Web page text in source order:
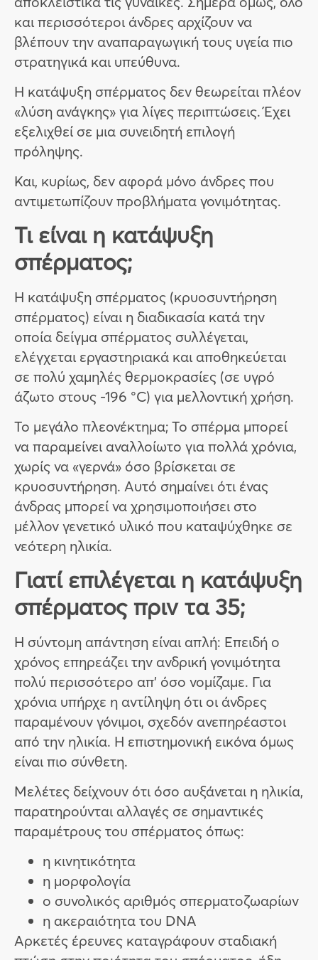
και περισσότεροι άνδρες αρχίζουν να
βλέπουν την αναπαραγωγική τους υγεία πιο
στρατηγικά και υπεύθυνα.
Η κατάψυξη σπέρματος δεν θεωρείται πλέον
«λύση ανάγκης» για λίγες περιπτώσεις. Έχει
εξελιχθεί σε μια συνειδητή επιλογή
πρόληψης.
Και, κυρίως, δεν αφορά μόνο άνδρες που
αντιμετωπίζουν προβλήματα γονιμότητας.
Τι είναι η κατάψυξη
σπέρματος;
Η κατάψυξη σπέρματος (κρυοσυντήρηση
σπέρματος) είναι η διαδικασία κατά την
οποία δείγμα σπέρματος συλλέγεται,
ελέγχεται εργαστηριακά και αποθηκεύεται
σε πολύ χαμηλές θερμοκρασίες (σε υγρό
άζωτο στους -196 °C) για μελλοντική χρήση.
Το μεγάλο πλεονέκτημα; Το σπέρμα μπορεί
να παραμείνει αναλλοίωτο για πολλά χρόνια,
χωρίς να «γερνά» όσο βρίσκεται σε
κρυοσυντήρηση. Αυτό σημαίνει ότι ένας
άνδρας μπορεί να χρησιμοποιήσει στο
μέλλον γενετικό υλικό που καταψύχθηκε σε
νεότερη ηλικία.
Γιατί επιλέγεται η κατάψυξη
σπέρματος πριν τα 35;
Η σύντομη απάντηση είναι απλή: Επειδή ο
χρόνος επηρεάζει την ανδρική γονιμότητα
πολύ περισσότερο απ’ όσο νομίζαμε. Για
χρόνια υπήρχε η αντίληψη ότι οι άνδρες
παραμένουν γόνιμοι, σχεδόν ανεπηρέαστοι
από την ηλικία. Η επιστημονική εικόνα όμως
είναι πιο σύνθετη.
Μελέτες δείχνουν ότι όσο αυξάνεται η ηλικία,
παρατηρούνται αλλαγές σε σημαντικές
παραμέτρους του σπέρματος όπως:
η κινητικότητα
η μορφολογία
ο συνολικός αριθμός σπερματοζωαρίων
η ακεραιότητα του DNA
Αρκετές έρευνες καταγράφουν σταδιακή